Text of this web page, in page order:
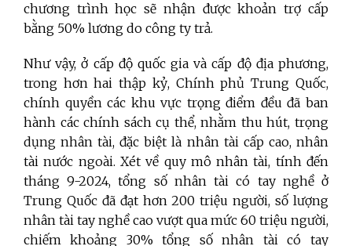
chương trình học sẽ nhận được khoản trợ cấp
bằng 50% lương do công ty trả.
Như vậy, ở cấp độ quốc gia và cấp độ địa phương,
trong hơn hai thập kỷ, Chính phủ Trung Quốc,
chính quyền các khu vực trọng điểm đều đã ban
hành các chính sách cụ thể, nhằm thu hút, trọng
dụng nhân tài, đặc biệt là nhân tài cấp cao, nhân
tài nước ngoài. Xét về quy mô nhân tài, tính đến
tháng 9-2024, tổng số nhân tài có tay nghề ở
Trung Quốc đã đạt hơn 200 triệu người, số lượng
nhân tài tay nghề cao vượt qua mức 60 triệu người,
chiếm khoảng 30% tổng số nhân tài có tay